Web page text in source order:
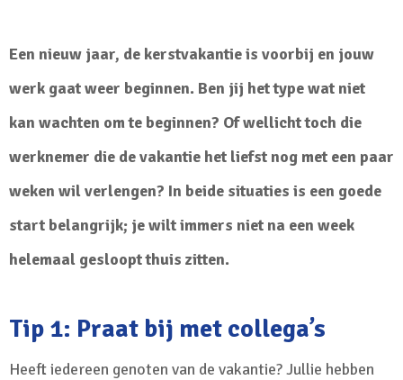
Een nieuw jaar, de kerstvakantie is voorbij en jouw
werk gaat weer beginnen. Ben jij het type wat niet
kan wachten om te beginnen? Of wellicht toch die
werknemer die de vakantie het liefst nog met een paar
weken wil verlengen? In beide situaties is een goede
start belangrijk; je wilt immers niet na een week
helemaal gesloopt thuis zitten.
Tip 1: Praat bij met collega’s
Heeft iedereen genoten van de vakantie? Jullie hebben